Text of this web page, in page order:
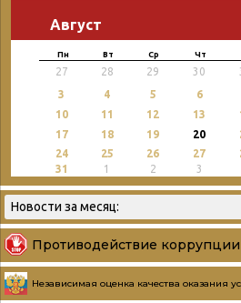
Август
Пн Вт Ср Чт
27 28 29 30
3 4 5 6
10
11 12 13
17
18 19 20
24 25 26 27
31
1 2 3
Противодействие коррупции
Независимая оценка качества оказания